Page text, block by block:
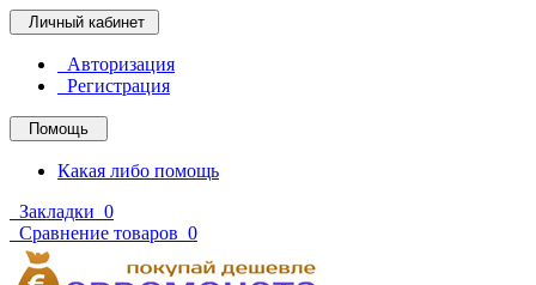
Личный кабинет
Авторизация
Регистрация
Помощь
Какая либо помощь
Закладки 0
Сравнение товаров 0